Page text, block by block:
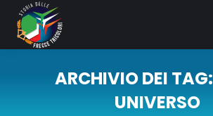
ARCHIVIO DEI TAG:
UNIVERSO